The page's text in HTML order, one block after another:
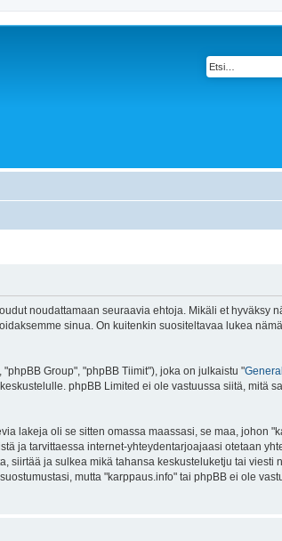
noudattamaan seuraavia ehtoja. Mikäli et hyväksy
sinua. On kuitenkin suositeltavaa lukea
Group", "phpBB Tiimit"), joka on julkaistu "
phpBB Limited ei ole vastuussa siitä, mitä
lakeja oli se sitten omassa maassasi, se maa, johon
ja tarvittaessa internet-yhteydentarjoajaasi otetaan
ja sulkea mikä tahansa keskusteluketju tai viesti
mutta "karppaus.info" tai phpBB ei ole